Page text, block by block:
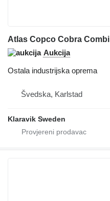
Atlas Copco Cobra Combi
Aukcija
Ostala industrijska oprema
Švedska, Karlstad
Klaravik Sweden